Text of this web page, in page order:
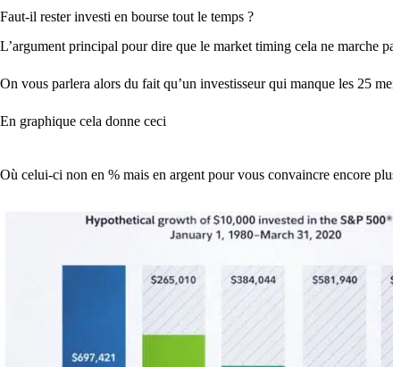
Faut-il rester investi en bourse tout le temps ?
L’argument principal pour dire que le market timing cela ne marche
On vous parlera alors du fait qu’un investisseur qui manque les 25
En graphique cela donne ceci
Où celui-ci non en % mais en argent pour vous convaincre encore